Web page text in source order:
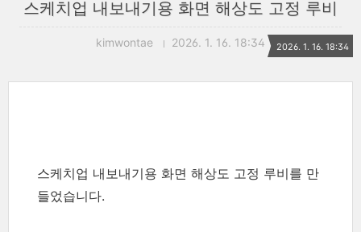
스케치업 내보내기용 화면 해상도 고정 루비
kimwontae 2026. 1. 16. 18:34 2026. 1. 16. 18:34
스케치업 내보내기용 화면 해상도 고정 루비를 만
들었습니다.